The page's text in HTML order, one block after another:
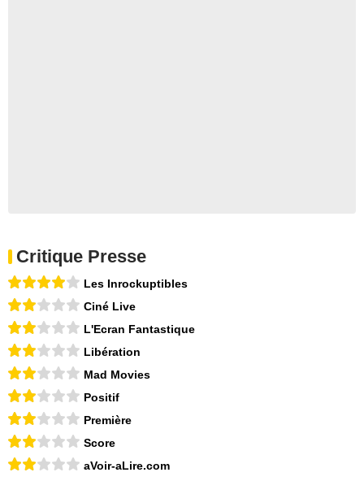
Critique Presse
Les Inrockuptibles
Ciné Live
L'Ecran Fantastique
Libération
Mad Movies
Positif
Première
Score
aVoir-aLire.com